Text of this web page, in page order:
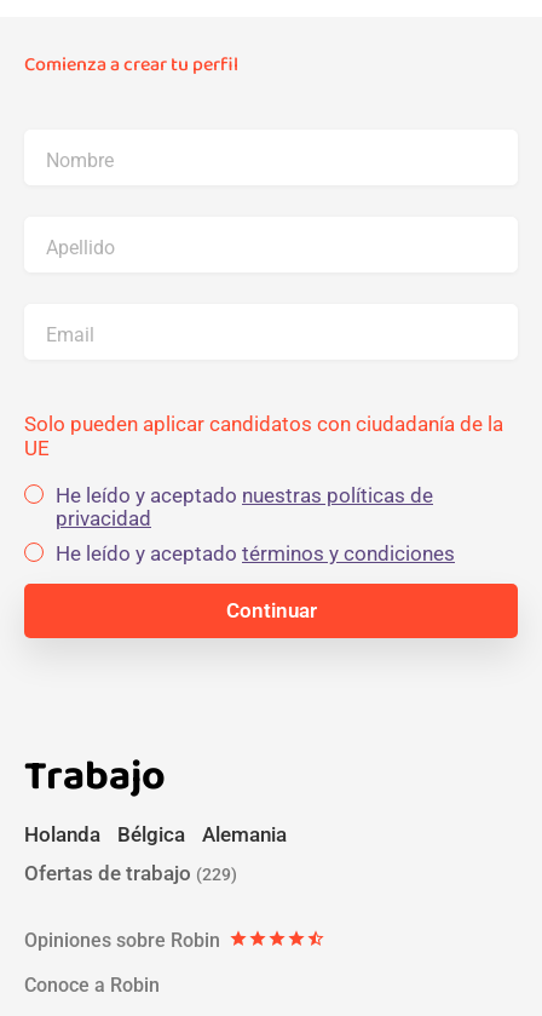
Comienza a crear tu perfil
Nombre
Apellido
Email
Solo pueden aplicar candidatos con ciudadanía de la
UE
He leído y aceptado nuestras políticas de
privacidad
He leído y aceptado términos y condiciones
Trabajo
Holanda Bélgica
Alemania
Ofertas de trabajo (229)
Opiniones sobre Robin starstarstarstarstar_half
Conoce a Robin